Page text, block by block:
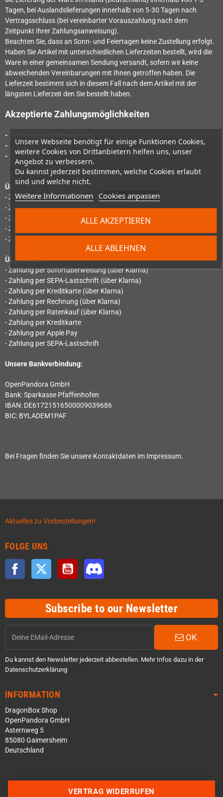
Unsere Webseite benötigt für einige Funktionen Cookies,
weitere Cookies von Drittanbietern helfen uns, unser
Angebot zu verbessern.
Du kannst jederzeit bestimmen, welche Cookies erlaubt
sind und welche nicht.
Weitere Informationen Cookies anpassen
ALLE ABLEHNEN
ALLE AKZEPTIEREN
Tagen, bei Auslandslieferungen innerhalb von 5-30 Tagen nach
Vertragsschluss (bei vereinbarter Vorauszahlung nach dem
Zeitpunkt Ihrer Zahlungsanweisung).
Beachten Sie, dass an Sonn- und Feiertagen keine Zustellung erfolgt.
Haben Sie Artikel mit unterschiedlichen Lieferzeiten bestellt, wird die
Ware in einer gemeinsamen Sendung versandt, sofern wir keine
abweichenden Vereinbarungen mit Ihnen getroffen haben. Die
Lieferzeit bestimmt sich in diesem Fall nach dem Artikel mit der
längsten Lieferzeit den Sie bestellt haben.
Akzeptierte Zahlungsmöglichkeiten
-
- Zahlung per Amazon Pay
-
Bitcoin
Über PayPal:
- Zahlung per PayPal
- Zahlung per PayPal Express
- Zahlung per SEPA-Lastschrift
- Zahlung per "Später bezahlen"
- Zahlung per Ratenzahlung
Über Mollie:
- Zahlung per Sofortüberweisung (über Klarna)
- Zahlung per SEPA-Lastschrift (über Klarna)
- Zahlung per Kreditkarte (über Klarna)
- Zahlung per Rechnung (über Klarna)
- Zahlung per Ratenkauf (über Klarna)
- Zahlung per Kreditkarte
- Zahlung per Apple Pay
- Zahlung per SEPA-Lastschrift
Unsere Bankverbindung:
OpenPandora GmbH
Bank: Sparkasse Pfaﬀenhofen
IBAN: DE61721516500009039686
BIC: BYLADEM1PAF
Bei Fragen finden Sie unsere Kontaktdaten im Impressum.
Aktuelles zu Vorbestellungen!
FOLGE UNS
Facebook Twitter YouTube
Subscribe to our Newsletter
OK
Du kannst den Newsletter jederzeit abbestellen. Mehr Infos dazu in der
Datenschutzerklärung
INFORMATION
DragonBox Shop
OpenPandora GmbH
Asternweg 5
85080 Gaimersheim
Deutschland
VERTRAG WIDERRUFEN